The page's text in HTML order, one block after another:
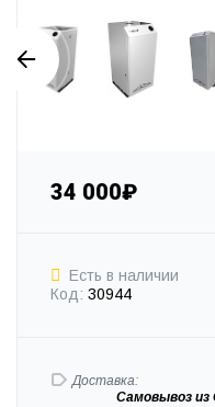
34 000₽
Есть в наличии
Код: 30944
Доставка:
Самовывоз из